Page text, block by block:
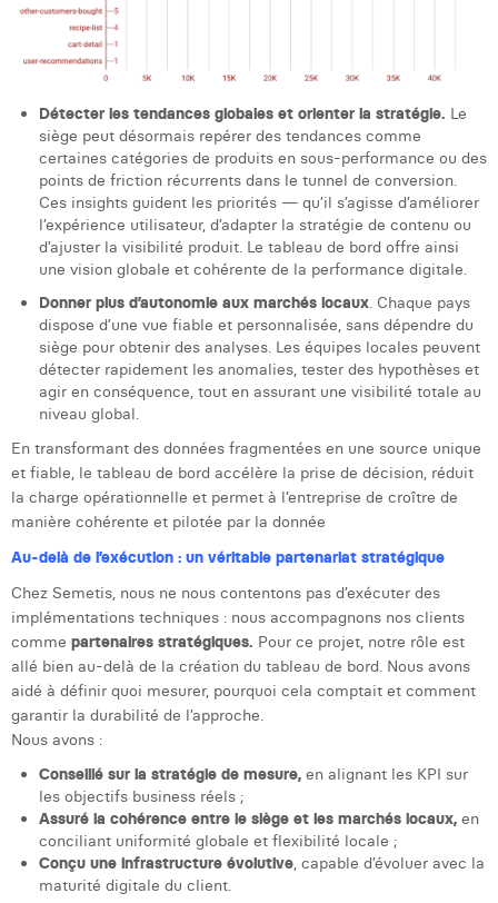
Détecter les tendances globales et orienter la stratégie. Le
siège peut désormais repérer des tendances comme
certaines catégories de produits en sous-performance ou des
points de friction récurrents dans le tunnel de conversion.
Ces insights guident les priorités — qu’il s’agisse d’améliorer
l’expérience utilisateur, d’adapter la stratégie de contenu ou
d’ajuster la visibilité produit. Le tableau de bord offre ainsi
une vision globale et cohérente de la performance digitale.
Donner plus d’autonomie aux marchés locaux. Chaque pays
dispose d’une vue fiable et personnalisée, sans dépendre du
siège pour obtenir des analyses. Les équipes locales peuvent
détecter rapidement les anomalies, tester des hypothèses et
agir en conséquence, tout en assurant une visibilité totale au
niveau global.
En transformant des données fragmentées en une source unique
et fiable, le tableau de bord accélère la prise de décision, réduit
la charge opérationnelle et permet à l’entreprise de croître de
manière cohérente et pilotée par la donnée
Au-delà de l’exécution : un véritable partenariat stratégique
Chez Semetis, nous ne nous contentons pas d’exécuter des
implémentations techniques : nous accompagnons nos clients
comme partenaires stratégiques. Pour ce projet, notre rôle est
allé bien au-delà de la création du tableau de bord. Nous avons
aidé à définir quoi mesurer, pourquoi cela comptait et comment
garantir la durabilité de l’approche.
Nous avons :
Conseillé sur la stratégie de mesure, en alignant les KPI sur
les objectifs business réels ;
Assuré la cohérence entre le siège et les marchés locaux, en
conciliant uniformité globale et flexibilité locale ;
Conçu une infrastructure évolutive, capable d’évoluer avec la
maturité digitale du client.